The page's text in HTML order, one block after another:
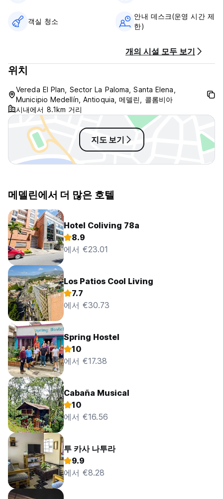
We accept cash in US dollars, Euros and also some
cryptocurrency.
객실 청소
안내 데스크(운영 시간 제
한)
개의 시설 모두 보기
위치
Vereda El Plan, Sector La Paloma, Santa Elena,
Municipio Medellín, Antioquia, 메델린, 콜롬비아
시내에서 8.1km 거리
지도 보기
메델린에서 더 많은 호텔
Hotel Coliving 78a
8.9
에서 €23.01
Los Patios Cool Living
7.7
에서 €30.73
Spring Hostel
10
에서 €17.38
Cabaña Musical
10
에서 €16.56
투 카사 나투라
9.9
에서 €8.28